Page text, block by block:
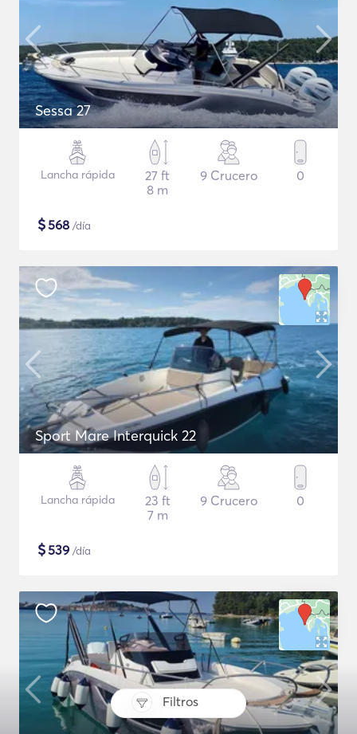
Filtros
Sessa 27
Lancha rápida
27 ft
8 m
9 Crucero 0
$568 /día
Sport Mare Interquick 22
Lancha rápida
23 ft
7 m
9 Crucero 0
$539 /día